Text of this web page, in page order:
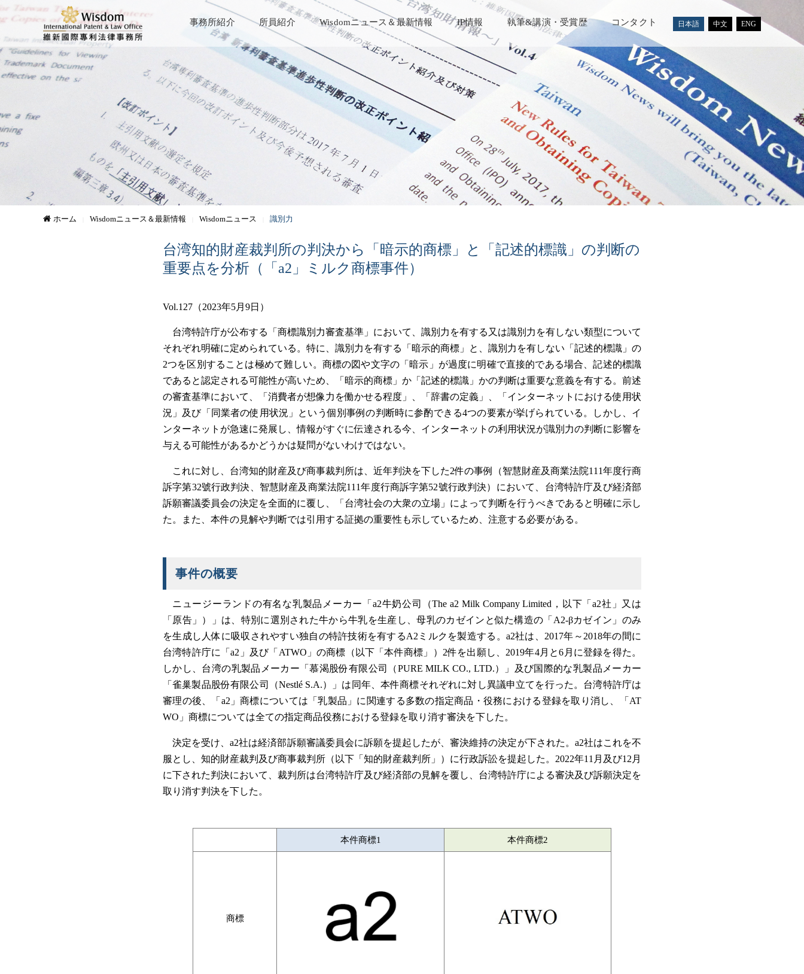
日本語 中文 ENG
事務所紹介 所員紹介 Wisdomニュース＆最新情報 IP情報 執筆&講演・受賞歴 コンタクト
ホーム Wisdomニュース＆最新情報 Wisdomニュース 識別力
台湾知的財産裁判所の判決から「暗示的商標」と「記述的標識」の判断の
重要点を分析（「a2」ミルク商標事件）
Vol.127（2023年5月9日）
台湾特許庁が公布する「商標識別力審査基準」において、識別力を有する又は識別力を有しない類型について
それぞれ明確に定められている。特に、識別力を有する「暗示的商標」と、識別力を有しない「記述的標識」の
2つを区別することは極めて難しい。商標の図や文字の「暗示」が過度に明確で直接的である場合、記述的標識
であると認定される可能性が高いため、「暗示的商標」か「記述的標識」かの判断は重要な意義を有する。前述
の審査基準において、「消費者が想像力を働かせる程度」、「辞書の定義」、「インターネットにおける使用状
況」及び「同業者の使用状況」という個別事例の判断時に参酌できる4つの要素が挙げられている。しかし、イ
ンターネットが急速に発展し、情報がすぐに伝達される今、インターネットの利用状況が識別力の判断に影響を
与える可能性があるかどうかは疑問がないわけではない。
これに対し、台湾知的財産及び商事裁判所は、近年判決を下した2件の事例（智慧財産及商業法院111年度行商
訴字第32號行政判決、智慧財産及商業法院111年度行商訴字第52號行政判決）において、台湾特許庁及び経済部
訴願審議委員会の決定を全面的に覆し、「台湾社会の大衆の立場」によって判断を行うべきであると明確に示し
た。また、本件の見解や判断では引用する証拠の重要性も示しているため、注意する必要がある。
事件の概要
ニュージーランドの有名な乳製品メーカー「a2牛奶公司（The a2 Milk Company Limited，以下「a2社」又は
「原告」）」は、特別に選別された牛から牛乳を生産し、母乳のカゼインと似た構造の「A2-βカゼイン」のみ
を生成し人体に吸収されやすい独自の特許技術を有するA2ミルクを製造する。a2社は、2017年～2018年の間に
台湾特許庁に「a2」及び「ATWO」の商標（以下「本件商標」）2件を出願し、2019年4月と6月に登録を得た。
しかし、台湾の乳製品メーカー「慕渴股份有限公司（PURE MILK CO., LTD.）」及び国際的な乳製品メーカー
「雀巢製品股份有限公司（Nestlé S.A.）」は同年、本件商標それぞれに対し異議申立てを行った。台湾特許庁は
審理の後、「a2」商標については「乳製品」に関連する多数の指定商品・役務における登録を取り消し、「AT
WO」商標については全ての指定商品役務における登録を取り消す審決を下した。
決定を受け、a2社は経済部訴願審議委員会に訴願を提起したが、審決維持の決定が下された。a2社はこれを不
服とし、知的財産裁判及び商事裁判所（以下「知的財産裁判所」）に行政訴訟を提起した。2022年11月及び12月
に下された判決において、裁判所は台湾特許庁及び経済部の見解を覆し、台湾特許庁による審決及び訴願決定を
取り消す判決を下した。
本件商標1 本件商標2
商標